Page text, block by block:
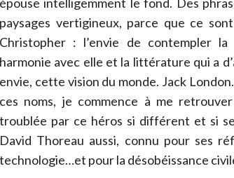
paysages vertigineux, parce que ce
Christopher : l’envie de contempler
harmonie avec elle et la littérature qui a
envie, cette vision du monde. Jack
ces noms, je commence à me
troublée par ce héros si différent et si
David Thoreau aussi, connu pour ses
technologie…et pour la désobéissance